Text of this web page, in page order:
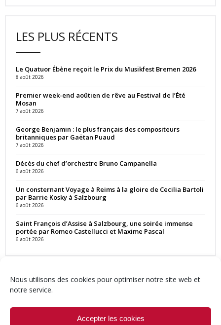
Nous utilisons des cookies pour optimiser notre site web et
notre service.
Accepter les cookies
LES PLUS RÉCENTS
Le Quatuor Ébène reçoit le Prix du Musikfest Bremen 2026
8 août 2026
Premier week-end aoûtien de rêve au Festival de l’Été
Mosan
7 août 2026
George Benjamin : le plus français des compositeurs
britanniques par Gaëtan Puaud
7 août 2026
Décès du chef d’orchestre Bruno Campanella
6 août 2026
Un consternant Voyage à Reims à la gloire de Cecilia Bartoli
par Barrie Kosky à Salzbourg
6 août 2026
Saint François d’Assise à Salzbourg, une soirée immense
portée par Romeo Castellucci et Maxime Pascal
6 août 2026